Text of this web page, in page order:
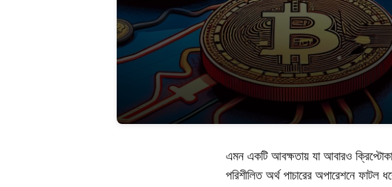
এমন একটি আবক্ষতায় যা আবারও
পরিশীলিত অর্থ পাচারের অপারেশনে ফাটল